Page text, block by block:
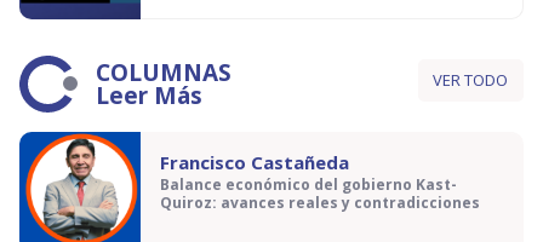
COLUMNAS
Leer Más VER TODO
Francisco Castañeda
Balance económico del gobierno Kast-
Quiroz: avances reales y contradicciones